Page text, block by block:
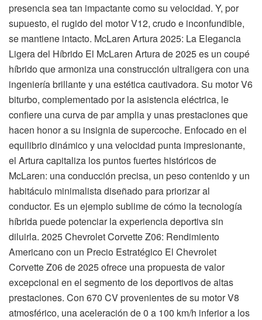
presencia sea tan impactante como su velocidad. Y, por
supuesto, el rugido del motor V12, crudo e inconfundible,
se mantiene intacto. McLaren Artura 2025: La Elegancia
Ligera del Híbrido El McLaren Artura de 2025 es un coupé
híbrido que armoniza una construcción ultraligera con una
ingeniería brillante y una estética cautivadora. Su motor V6
biturbo, complementado por la asistencia eléctrica, le
confiere una curva de par amplia y unas prestaciones que
hacen honor a su insignia de supercoche. Enfocado en el
equilibrio dinámico y una velocidad punta impresionante,
el Artura capitaliza los puntos fuertes históricos de
McLaren: una conducción precisa, un peso contenido y un
habitáculo minimalista diseñado para priorizar al
conductor. Es un ejemplo sublime de cómo la tecnología
híbrida puede potenciar la experiencia deportiva sin
diluirla. 2025 Chevrolet Corvette Z06: Rendimiento
Americano con un Precio Estratégico El Chevrolet
Corvette Z06 de 2025 ofrece una propuesta de valor
excepcional en el segmento de los deportivos de altas
prestaciones. Con 670 CV provenientes de su motor V8
atmosférico, una aceleración de 0 a 100 km/h inferior a los